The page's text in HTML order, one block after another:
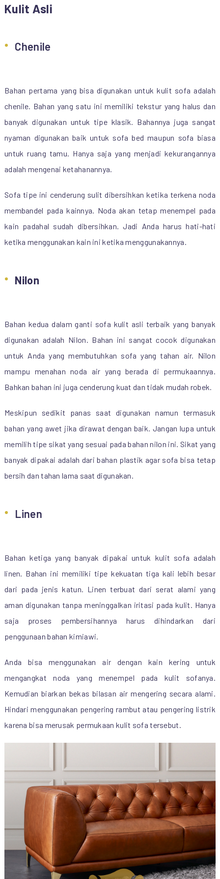
Kulit Asli
Chenile
Bahan pertama yang bisa digunakan untuk kulit sofa adalah
chenile. Bahan yang satu ini memiliki tekstur yang halus dan
banyak digunakan untuk tipe klasik. Bahannya juga sangat
nyaman digunakan baik untuk sofa bed maupun sofa biasa
untuk ruang tamu. Hanya saja yang menjadi kekurangannya
adalah mengenai ketahanannya.
Sofa tipe ini cenderung sulit dibersihkan ketika terkena noda
membandel pada kainnya. Noda akan tetap menempel pada
kain padahal sudah dibersihkan. Jadi Anda harus hati-hati
ketika menggunakan kain ini ketika menggunakannya.
Nilon
Bahan kedua dalam ganti sofa kulit asli terbaik yang banyak
digunakan adalah Nilon. Bahan ini sangat cocok digunakan
untuk Anda yang membutuhkan sofa yang tahan air. Nilon
mampu menahan noda air yang berada di permukaannya.
Bahkan bahan ini juga cenderung kuat dan tidak mudah robek.
Meskipun sedikit panas saat digunakan namun termasuk
bahan yang awet jika dirawat dengan baik. Jangan lupa untuk
memilih tipe sikat yang sesuai pada bahan nilon ini. Sikat yang
banyak dipakai adalah dari bahan plastik agar sofa bisa tetap
bersih dan tahan lama saat digunakan.
Linen
Bahan ketiga yang banyak dipakai untuk kulit sofa adalah
linen. Bahan ini memiliki tipe kekuatan tiga kali lebih besar
dari pada jenis katun. Linen terbuat dari serat alami yang
aman digunakan tanpa meninggalkan iritasi pada kulit. Hanya
saja proses pembersihannya harus dihindarkan dari
penggunaan bahan kimiawi.
Anda bisa menggunakan air dengan kain kering untuk
mengangkat noda yang menempel pada kulit sofanya.
Kemudian biarkan bekas bilasan air mengering secara alami.
Hindari menggunakan pengering rambut atau pengering listrik
karena bisa merusak permukaan kulit sofa tersebut.